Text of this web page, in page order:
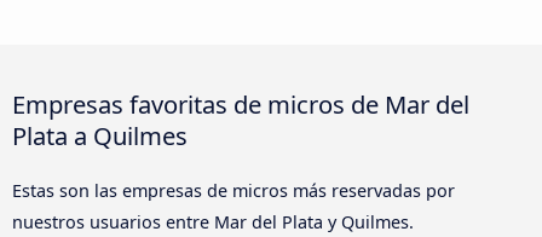
Empresas favoritas de micros de Mar del
Plata a Quilmes
Estas son las empresas de micros más reservadas por
nuestros usuarios entre Mar del Plata y Quilmes.